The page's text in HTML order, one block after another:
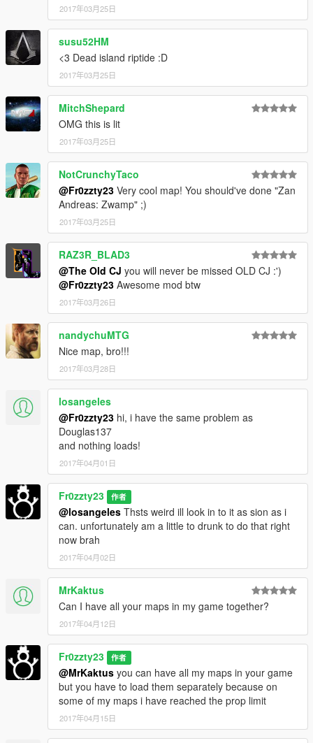
2017年03月25日
susu52HM
<3 Dead island riptide :D
2017年03月25日
MitchShepard
OMG this is lit
2017年03月25日
NotCrunchyTaco
@Fr0zzty23 Very cool map! You should've done "Zan
Andreas: Zwamp" ;)
2017年03月25日
RAZ3R_BLAD3
@The Old CJ you will never be missed OLD CJ :')
@Fr0zzty23 Awesome mod btw
2017年03月26日
nandychuMTG
Nice map, bro!!!
2017年03月28日
losangeles
@Fr0zzty23 hi, i have the same problem as
Douglas137
and nothing loads!
2017年04月01日
Fr0zzty23 作者
@losangeles Thsts weird ill look in to it as sion as i
can. unfortunately am a little to drunk to do that right
now brah
2017年04月02日
MrKaktus
Can I have all your maps in my game together?
2017年04月12日
Fr0zzty23 作者
@MrKaktus you can have all my maps in your game
but you have to load them separately because on
some of my maps i have reached the prop limit
2017年04月15日